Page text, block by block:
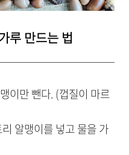
루 만드는 법
이만 뺀다. (껍질이 마르
알맹이를 넣고 물을 가